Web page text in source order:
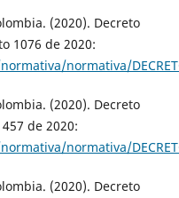
(2020). Decreto
1076 de 2020:
normativa/
(2020). Decreto
de 2020:
normativa/
(2020). Decreto